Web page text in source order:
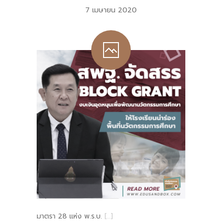
7 เมษายน 2020
มาตรา 28 แห่ง พ.ร.บ. […]